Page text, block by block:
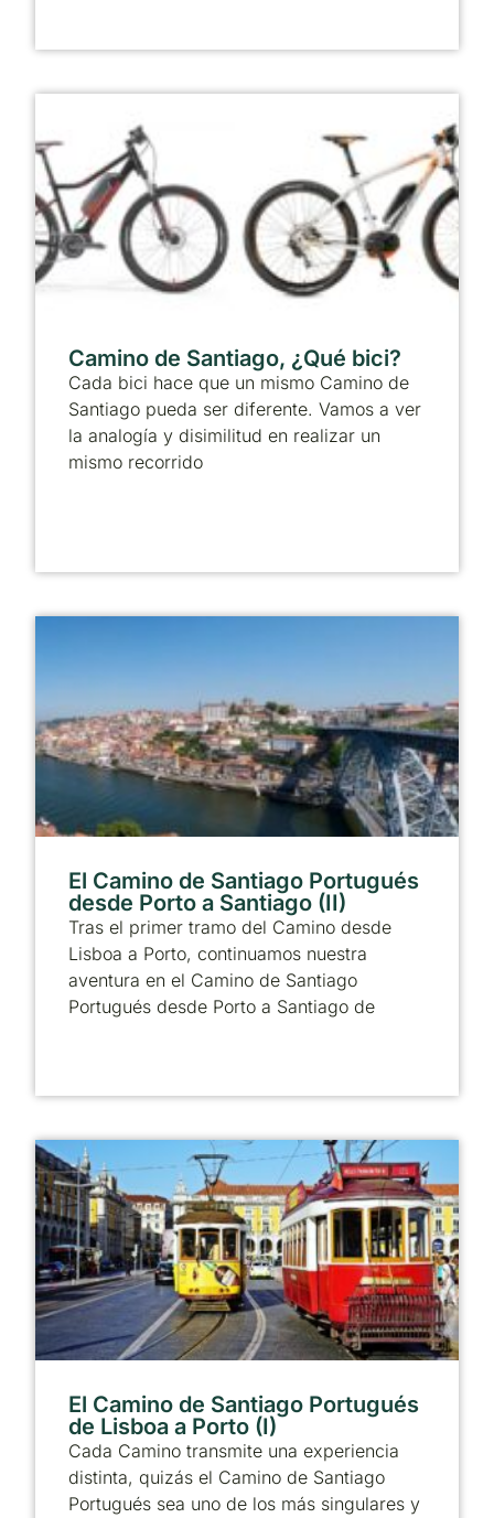
Camino de Santiago, ¿Qué bici?
Cada bici hace que un mismo Camino de
Santiago pueda ser diferente. Vamos a ver
la analogía y disimilitud en realizar un
mismo recorrido
El Camino de Santiago Portugués
desde Porto a Santiago (II)
Tras el primer tramo del Camino desde
Lisboa a Porto, continuamos nuestra
aventura en el Camino de Santiago
Portugués desde Porto a Santiago de
El Camino de Santiago Portugués
de Lisboa a Porto (I)
Cada Camino transmite una experiencia
distinta, quizás el Camino de Santiago
Portugués sea uno de los más singulares y